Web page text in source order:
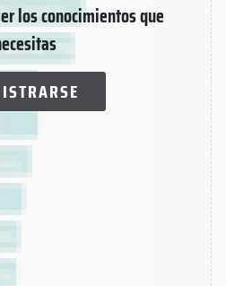
los conocimientos que